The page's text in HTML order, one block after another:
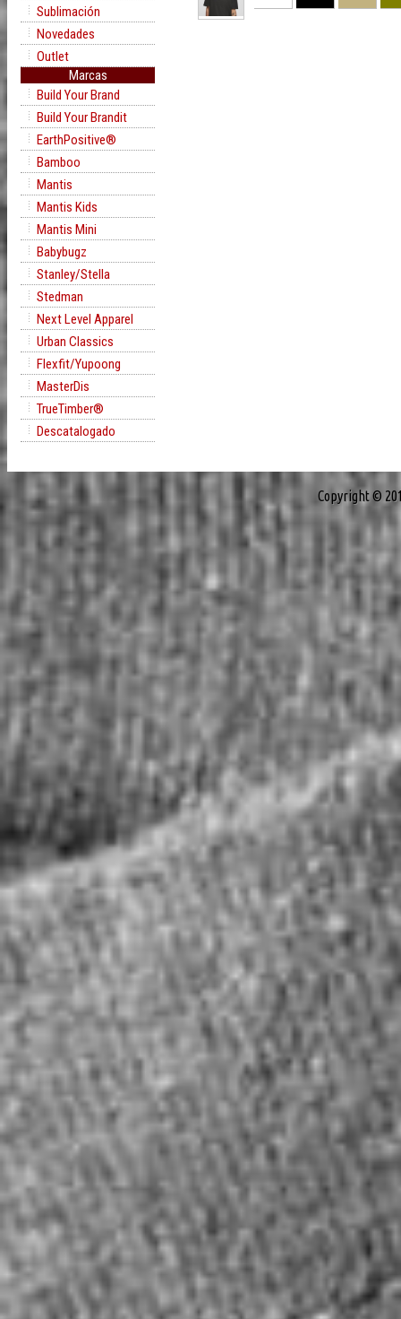
Sublimación
Novedades
Outlet
Marcas
Build Your Brand
Build Your Brandit
EarthPositive®
Bamboo
Mantis
Mantis Kids
Mantis Mini
Babybugz
Stanley/Stella
Stedman
Next Level Apparel
Urban Classics
Flexfit/Yupoong
MasterDis
TrueTimber®
Descatalogado
Copyright ©